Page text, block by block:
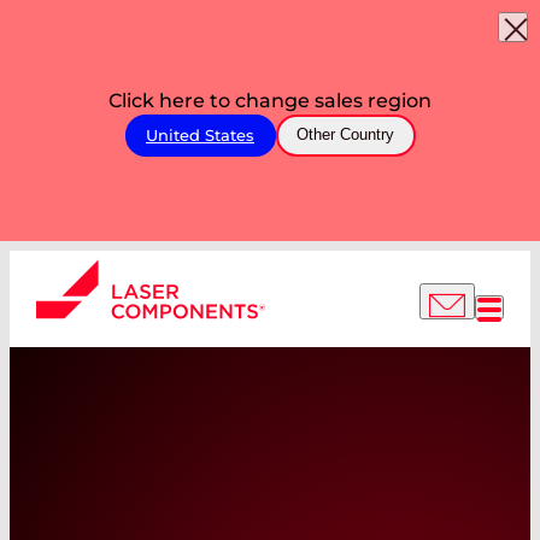
Click here to change sales region
United States Other Country